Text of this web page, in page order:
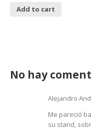
Add to cart
No hay
Alejandro
Me pareció
su stand,